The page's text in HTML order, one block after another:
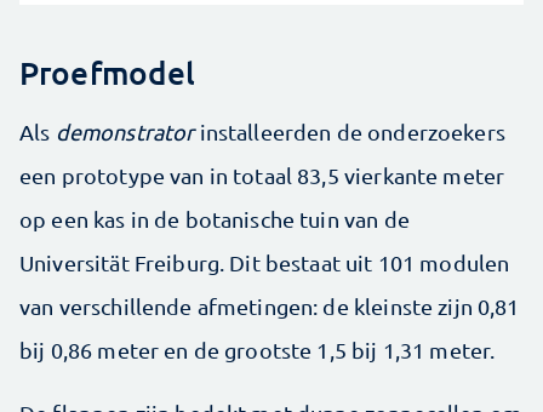
Proefmodel
Als demonstratorinstalleerden de onderzoekers
een prototype van in totaal 83,5 vierkante meter
op een kas in de botanische tuin van de
Universität Freiburg. Dit bestaat uit 101 modulen
van verschillende afmetingen: de kleinste zijn 0,81
bij 0,86 meter en de grootste 1,5 bij 1,31 meter.